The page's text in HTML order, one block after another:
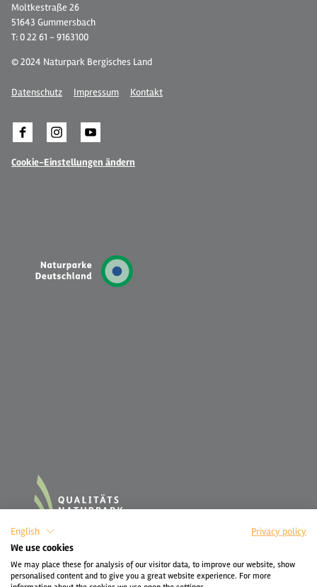
Moltkestraße 26
51643 Gummersbach
T: 0 22 61 - 9163100
© 2024 Naturpark Bergisches Land
Datenschutz Impressum Kontakt
Cookie-Einstellungen ändern
English
Privacy policy
We use cookies
We may place these for analysis of our visitor data, to improve our website, show
personalised content and to give you a great website experience. For more